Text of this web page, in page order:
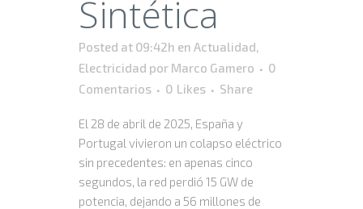
Sintética
Posted at 09:42h en Actualidad,
Electricidad por Marco Gamero
0
Comentarios
0 Likes Share
El 28 de abril de 2025, España y
Portugal vivieron un colapso eléctrico
sin precedentes: en apenas cinco
segundos, la red perdió 15 GW de
potencia, dejando a 56 millones de